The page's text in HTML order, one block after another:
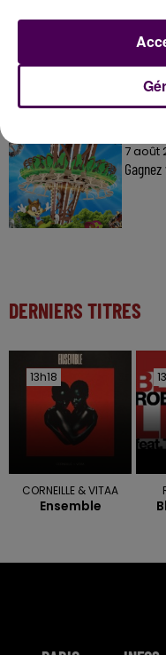
Kids !
7 août
DERNIERS TITRES
13h18
13h18
CORNEILLE & VITAA
Ensemble